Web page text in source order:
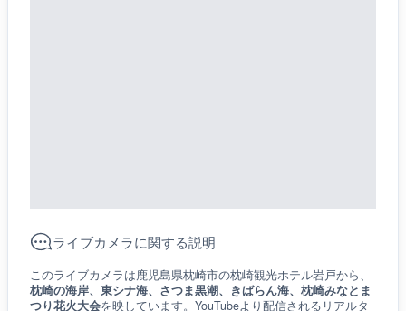
ライブカメラに関する説明
このライブカメラは鹿児島県枕崎市の枕崎観光ホテル岩戸から、
枕崎の海岸、東シナ海、さつま黒潮、きばらん海、枕崎みなとま
つり花火大会を映しています。YouTubeより配信されるリアルタ